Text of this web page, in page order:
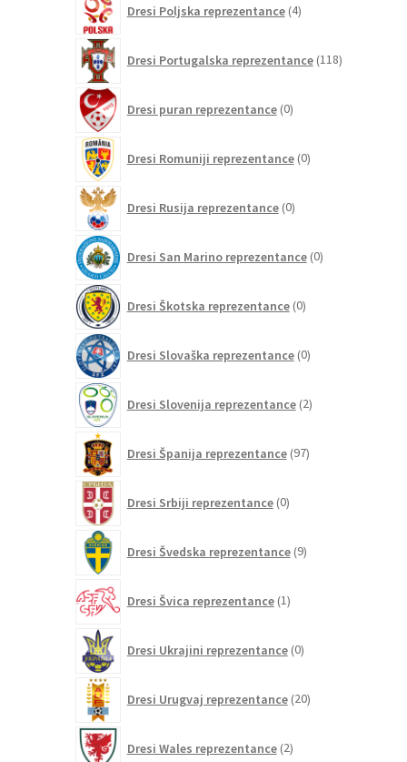
Dresi Poljska reprezentance 4izdelki
Dresi Portugalska reprezentance 118izdelkov
Dresi puran reprezentance 0izdelkov
Dresi Romuniji reprezentance 0izdelkov
Dresi Rusija reprezentance 0izdelkov
Dresi San Marino reprezentance 0izdelkov
Dresi Škotska reprezentance 0izdelkov
Dresi Slovaška reprezentance 0izdelkov
Dresi Slovenija reprezentance 2izdelka
Dresi Španija reprezentance 97izdelkov
Dresi Srbiji reprezentance 0izdelkov
Dresi Švedska reprezentance 9izdelkov
Dresi Švica reprezentance 1izdelek
Dresi Ukrajini reprezentance 0izdelkov
Dresi Urugvaj reprezentance 20izdelkov
Dresi Wales reprezentance 2izdelka